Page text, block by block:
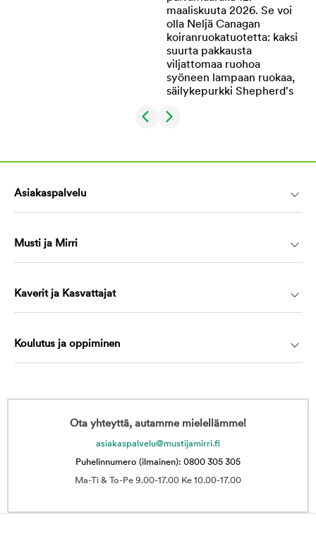
Asiakaspalvelu
Musti ja Mirri
Kaverit ja Kasvattajat
Koulutus ja oppiminen
Ota yhteyttä, autamme mielellämme!
asiakaspalvelu@mustijamirri.fi
Puhelinnumero (ilmainen): 0800 305 305
Ma-Ti & To-Pe 9.00-17.00 Ke 10.00-17.00